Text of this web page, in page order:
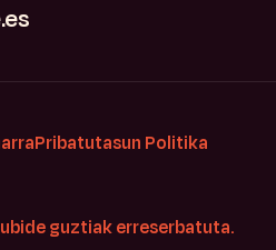
Pribatutasun Politika
guztiak erreserbatuta.